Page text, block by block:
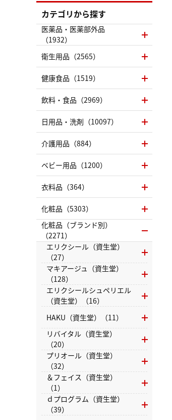
カテゴリから探す
医薬品・医薬部外品
（1932）
衛生用品（2565）
健康食品（1519）
飲料・食品（2969）
日用品・洗剤（10097）
介護用品（884）
ベビー用品（1200）
衣料品（364）
化粧品（5303）
化粧品（ブランド別）
（2271）
エリクシール（資生堂）
（27）
マキアージュ（資生堂）
（128）
エリクシールシュペリエル
（資生堂）（16）
HAKU（資生堂）（11）
リバイタル（資生堂）
（20）
プリオール（資生堂）
（32）
＆フェイス（資生堂）
（1）
ｄプログラム（資生堂）
（39）